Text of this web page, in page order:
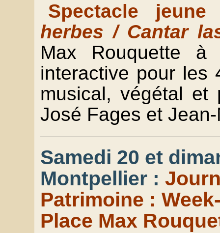
Spectacle
herbes / Cantar
Max Rouquette à
interactive pour les
musical, végétal et
José Fages et
Samedi 20 et
Montpellier :
Patrimoine :
Place Max